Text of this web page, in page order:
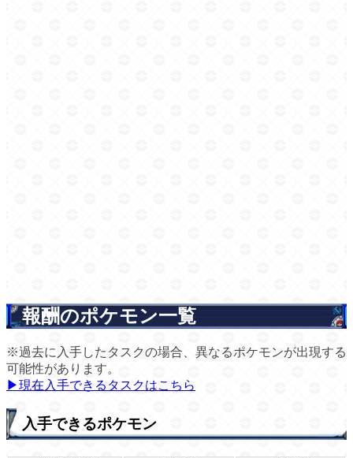
報酬のポケモン一覧
※過去に入手したタスクの場合、異なるポケモンが出現する
可能性があります。
▶現在入手できるタスクはこちら
入手できるポケモン